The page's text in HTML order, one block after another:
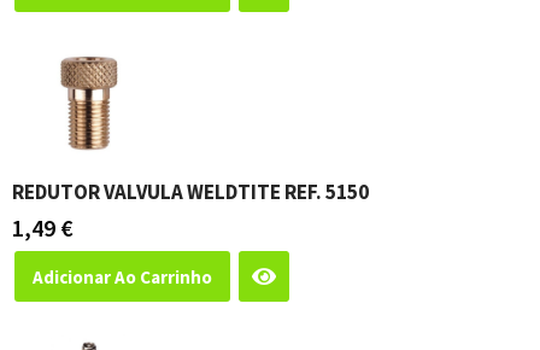
REDUTOR VALVULA WELDTITE REF. 5150
1,49 €
Adicionar Ao Carrinho